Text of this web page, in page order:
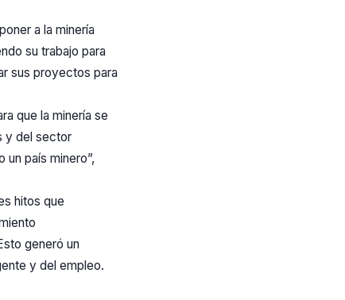
a la minería
su trabajo para
sus proyectos para
que la minería se
y del sector
país minero”,
hitos que
generó un
y del empleo.